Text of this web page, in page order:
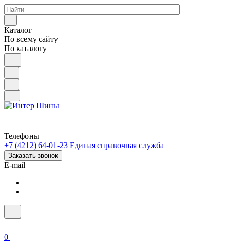
Каталог
По всему сайту
По каталогу
Телефоны
+7 (4212) 64-01-23 Единая справочная служба
Заказать звонок
E-mail
0